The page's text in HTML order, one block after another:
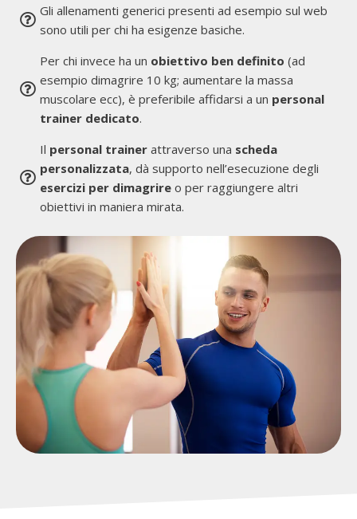
Gli allenamenti generici presenti ad esempio sul web
sono utili per chi ha esigenze basiche.
Per chi invece ha un obiettivo ben definito (ad
esempio dimagrire 10 kg; aumentare la massa
muscolare ecc), è preferibile affidarsi a un personal
trainer dedicato.
Il personal trainer attraverso una scheda
personalizzata, dà supporto nell’esecuzione degli
esercizi per dimagrire o per raggiungere altri
obiettivi in maniera mirata.